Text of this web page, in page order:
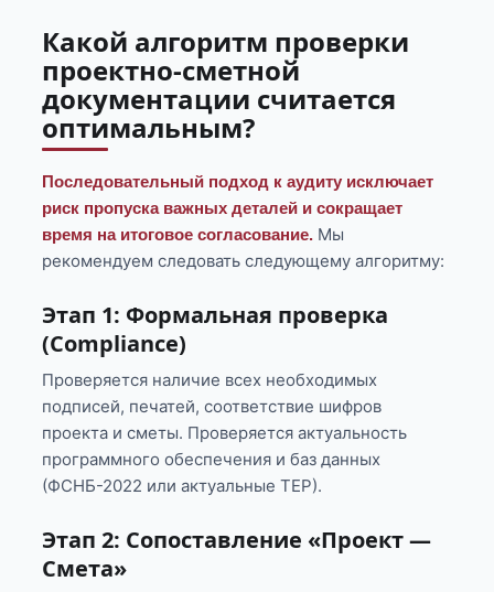
Какой алгоритм проверки
проектно-сметной
документации считается
оптимальным?
Последовательный подход к аудиту исключает
риск пропуска важных деталей и сокращает
время на итоговое согласование. Мы
рекомендуем следовать следующему алгоритму:
Этап 1: Формальная проверка
(Compliance)
Проверяется наличие всех необходимых
подписей, печатей, соответствие шифров
проекта и сметы. Проверяется актуальность
программного обеспечения и баз данных
(ФСНБ-2022 или актуальные ТЕР).
Этап 2: Сопоставление «Проект —
Смета»